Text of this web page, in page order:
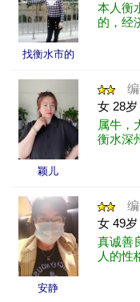
找衡水市的
本人衡
的，经
颖儿
女
属牛，
衡水深
安静
女
真诚善
人的性